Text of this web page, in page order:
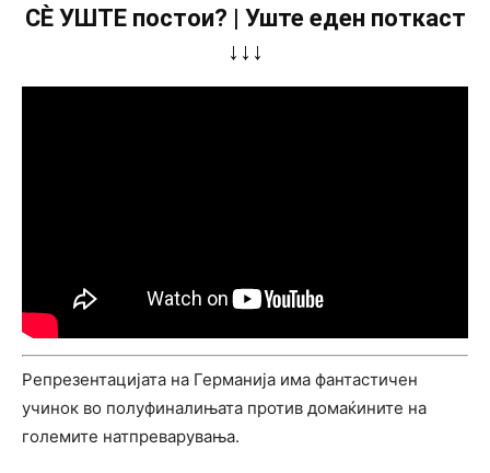
СÈ УШТЕ постои? | Уште еден поткаст
↓↓↓
Репрезентацијата на Германија има фантастичен
учинок во полуфиналињата против домаќините на
големите натпреварувања.